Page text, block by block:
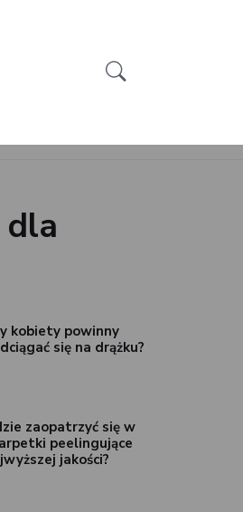
kobiety powinny
się na drążku?
zaopatrzyć się w
peelingujące
jakości?